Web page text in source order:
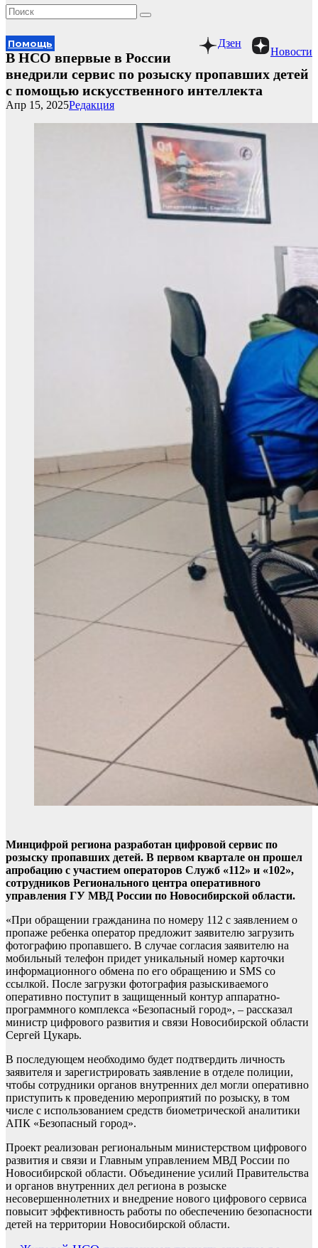
Новости
Дзен
Помощь
В НСО впервые в России
внедрили сервис по розыску пропавших детей
с помощью искусственного интеллекта
Редакция
Апр 15, 2025
Минцифрой региона разработан цифровой сервис по
розыску пропавших детей. В первом квартале он прошел
апробацию с участием операторов Служб «112» и «102»,
сотрудников Регионального центра оперативного
управления ГУ МВД России по Новосибирской области.
«При обращении гражданина по номеру 112 с заявлением о
пропаже ребенка оператор предложит заявителю загрузить
фотографию пропавшего. В случае согласия заявителю на
мобильный телефон придет уникальный номер карточки
информационного обмена по его обращению и SMS со
ссылкой. После загрузки фотография разыскиваемого
оперативно поступит в защищенный контур аппаратно-
программного комплекса «Безопасный город», – рассказал
министр цифрового развития и связи Новосибирской области
Сергей Цукарь.
В последующем необходимо будет подтвердить личность
заявителя и зарегистрировать заявление в отделе полиции,
чтобы сотрудники органов внутренних дел могли оперативно
приступить к проведению мероприятий по розыску, в том
числе с использованием средств биометрической аналитики
АПК «Безопасный город».
Проект реализован региональным министерством цифрового
развития и связи и Главным управлением МВД России по
Новосибирской области. Объединение усилий Правительства
и органов внутренних дел региона в розыске
несовершеннолетних и внедрение нового цифрового сервиса
повысит эффективность работы по обеспечению безопасности
детей на территории Новосибирской области.